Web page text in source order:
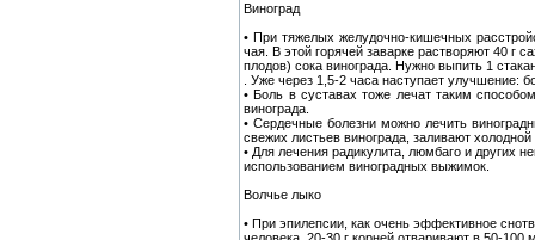
Виноград
• При тяжелых желудочно-кишечных
чая. В этой горячей заварке растворяют 40 г
плодов) сока винограда. Нужно выпить 1
. Уже через 1,5-2 часа наступает улучшение:
• Боль в суставах тоже лечат таким
винограда.
• Сердечные болезни можно лечить
свежих листьев винограда, заливают
• Для лечения радикулита, люмбаго и других
использованием виноградных выжимок.
Волчье лыко
• При эпилепсии, как очень эффективное